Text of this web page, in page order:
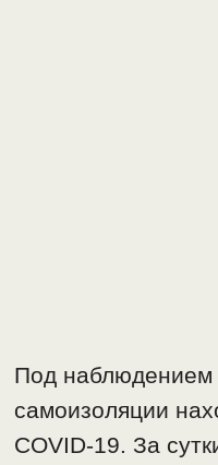
Под наблюдением
самоизоляции
COVID-19. За